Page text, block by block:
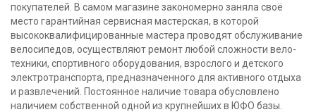
покупателей. В самом магазине закономерно заняла своё
место гарантийная сервисная мастерская, в которой
высококвалифицированные мастера проводят обслуживание
велосипедов, осуществляют ремонт любой сложности вело-
техники, спортивного оборудования, взрослого и детского
электротранспорта, предназначенного для активного отдыха
и развлечений. Постоянное наличие товара обусловлено
наличием собственной одной из крупнейших в ЮФО базы.